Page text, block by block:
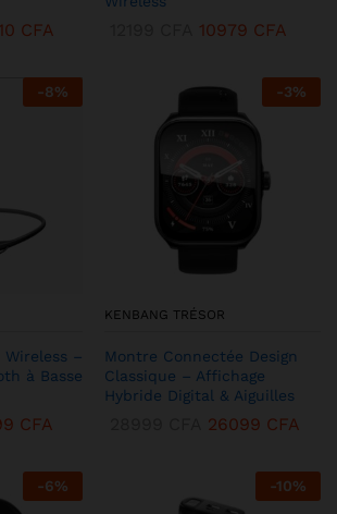
CFA 10979 CFA
-8%
Wireless –
à Basse
CFA
-3%
KENBANG TRÉSOR
Montre Connectée Design
Classique – Affichage
Hybride Digital & Aiguilles
26099 CFA
-6% -10%